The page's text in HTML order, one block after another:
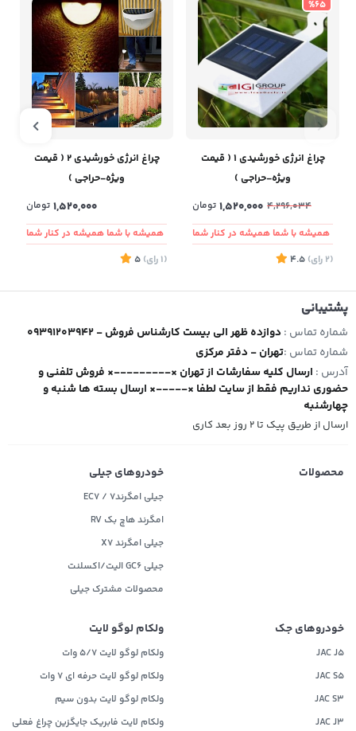
%65
چراغ انرژی خورشیدی ۱ ( قیمت
ویژه-حراجی )
4,296,034
1,520,000 تومان
همیشه با شما همیشه در کنار شما
(2 رای)
4.5
چراغ انرژی خورشیدی 2 ( قیمت
ویژه-حراجی )
1,520,000 تومان
همیشه با شما همیشه در کنار شما
(1 رای)
5
پشتیبانی
شماره تماس : 09391203942 - دوازده ظهر الی بیست کارشناس فروش
شماره تماس :تهران - دفتر مرکزی
آدرس : ارسال کلیه سفارشات از تهران ×---------× فروش تلفنی و
حضوری نداریم فقط از سایت لطفا ×-----× ارسال بسته ها شنبه و
چهارشنبه
ارسال از طریق پیک تا ۲ روز بعد کاری
محصولات خودروهای جیلی
جیلی امگرند۷ / EC7
امگرند هاچ بک RV
جیلی امگرند X7
جیلی GC6 الیت/اکسلنت
محصولات مشترک جیلی
خودروهای جک
JAC J5
JAC S5
JAC S3
JAC J3
ولکام لوگو لایت
ولکام لوگو لایت 5/7 وات
ولکام لوگو لایت حرفه ای 7 وات
ولکام لوگو لایت بدون سیم
ولکام لایت فابریک جایگزین چراغ فعلی